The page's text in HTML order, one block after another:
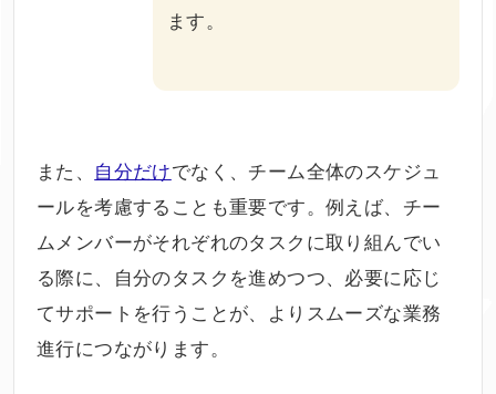
ます。
また、 自分だけでなく、チーム全体のスケジュ
ールを考慮することも重要です。例えば、チー
ムメンバーがそれぞれのタスクに取り組んでい
る際に、自分のタスクを進めつつ、必要に応じ
てサポートを行うことが、よりスムーズな業務
進行につながります。